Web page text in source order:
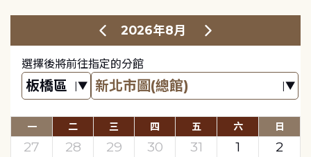
2026年8月
選擇後將前往指定的分館
一 二 三 四 五 六 日
27 28 29 30 31 1
2